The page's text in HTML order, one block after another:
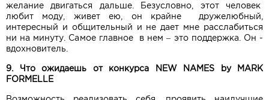
желание двигаться дальше. Безусловно, этот человек
любит моду, живет ею, он крайне дружелюбный,
интересный и общительный и не дает мне расслабиться
ни на минуту. Самое главное в нем – это поддержка. Он -
вдохновитель.
9. Что ожидаешь от конкурса NEW NAMES by MARK
FORMELLE